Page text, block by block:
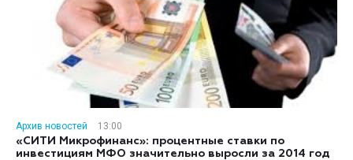
Архив новостей
13:00
«СИТИ Микрофинанс»: процентные ставки по
инвестициям МФО значительно выросли за 2014 год